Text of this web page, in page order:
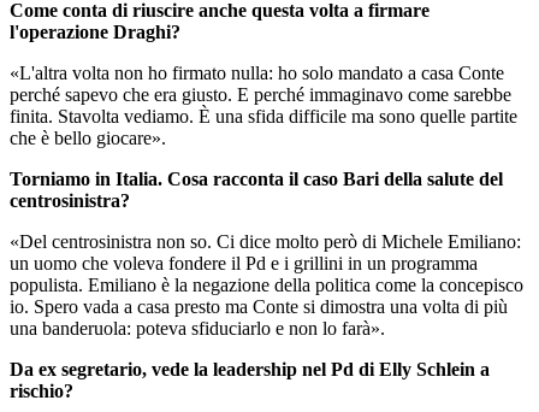
Come conta di riuscire anche questa volta a firmare
l'operazione Draghi?
«L'altra volta non ho firmato nulla: ho solo mandato a casa Conte
perché sapevo che era giusto. E perché immaginavo come sarebbe
finita. Stavolta vediamo. È una sfida difficile ma sono quelle partite
che è bello giocare».
Torniamo in Italia. Cosa racconta il caso Bari della salute del
centrosinistra?
«Del centrosinistra non so. Ci dice molto però di Michele Emiliano:
un uomo che voleva fondere il Pd e i grillini in un programma
populista. Emiliano è la negazione della politica come la concepisco
io. Spero vada a casa presto ma Conte si dimostra una volta di più
una banderuola: poteva sfiduciarlo e non lo farà».
Da ex segretario, vede la leadership nel Pd di Elly Schlein a
rischio?